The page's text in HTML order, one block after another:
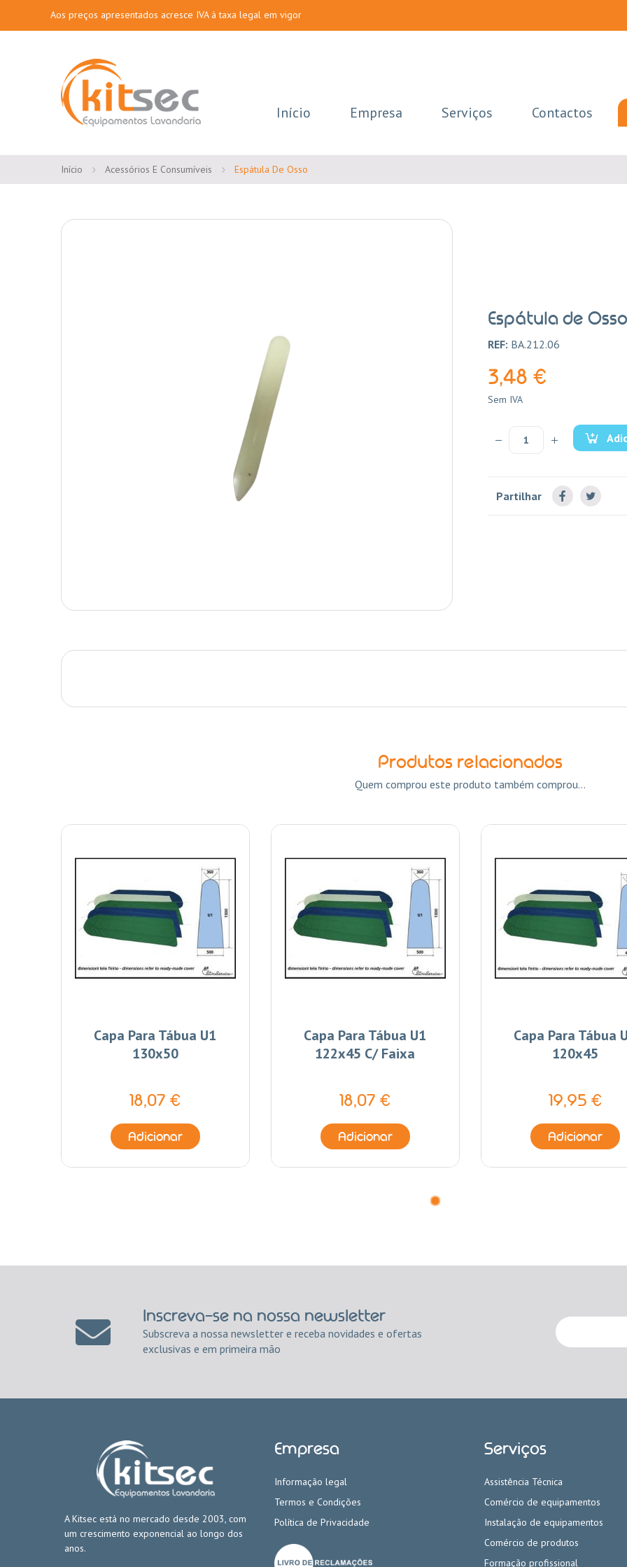
Aos preços apresentados acresce IVA à taxa legal em vigor
Início Empresa Serviços Contactos
Início Acessórios E Consumíveis Espátula De Osso
Espátula de Osso
REF: BA.212.06
3,48 €
Sem IVA
Partilhar
Produtos relacionados
Quem comprou este produto também comprou...
Capa Para Tábua U1
130x50
18,07 €
Adicionar
Capa Para Tábua U1
122x45 C/ Faixa
18,07 €
Adicionar
Capa Para Tábua
120x45
19,95 €
Adicionar
Inscreva-se na nossa newsletter
Subscreva a nossa newsletter e receba novidades e ofertas
exclusivas e em primeira mão
A Kitsec está no mercado desde 2003, com
um crescimento exponencial ao longo dos
anos.
Empresa
Informação legal
Termos e Condições
Política de Privacidade
Serviços
Assistência Técnica
Comércio de equipamentos
Instalação de equipamentos
Comércio de produtos
Formação profissional